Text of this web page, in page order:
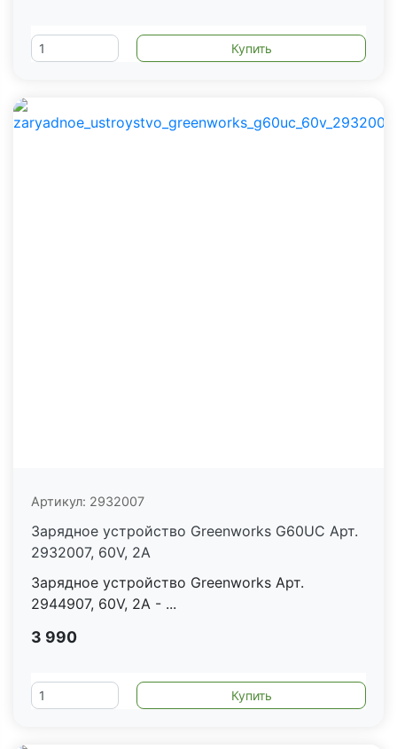
Артикул: 2932007
Зарядное устройство Greenworks G60UC Арт.
2932007, 60V, 2А
Зарядное устройство Greenworks Арт.
2944907, 60V, 2А - ...
3 990